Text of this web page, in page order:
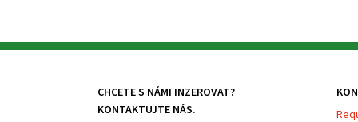
CHCETE S NÁMI INZEROVAT?
KONTAKTUJTE NÁS.